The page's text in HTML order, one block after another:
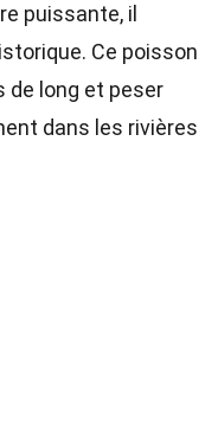
puissante, il
Ce poisson
de long et peser
dans les rivières